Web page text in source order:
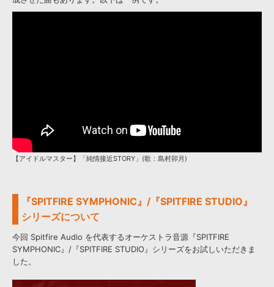
【アイドルマスター】「純情接近STORY」(歌：島村卯月)
『SPITFIRE SYMPHONIC』/『SPITFIRE STUDIO』
シリーズについて
今回 Spitfire Audio を代表するオーケストラ音源『SPITFIRE
SYMPHONIC』/『SPITFIRE STUDIO』シリーズをお試しいただきま
した。